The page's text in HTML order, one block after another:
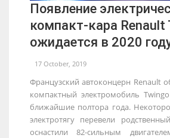
Появление
компакт-кара Renault
ожидается в 2020
17 October, 2019
Французский автоконцерн Renault
компактный электромобиль
ближайшие полтора года.
электротягу перевели
оснастили 82-сильным